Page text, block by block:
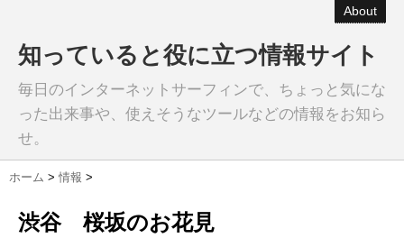
About
知っていると役に立つ情報サイト
毎日のインターネットサーフィンで、ちょっと気にな
った出来事や、使えそうなツールなどの情報をお知ら
せ。
ホーム > 情報 >
渋谷 桜坂のお花見